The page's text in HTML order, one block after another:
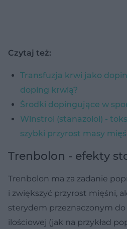
Czytaj też:
Transfuzja krwi jako
doping krwią?
Środki dopingujące w
Winstrol (stanazolol) -
szybki przyrost masy
Trenbolon - efekty
Trenbolon ma za zadanie
i zwiększyć przyrost mięśni,
sterydem przeznaczonym
ilościowej (jak na przykład